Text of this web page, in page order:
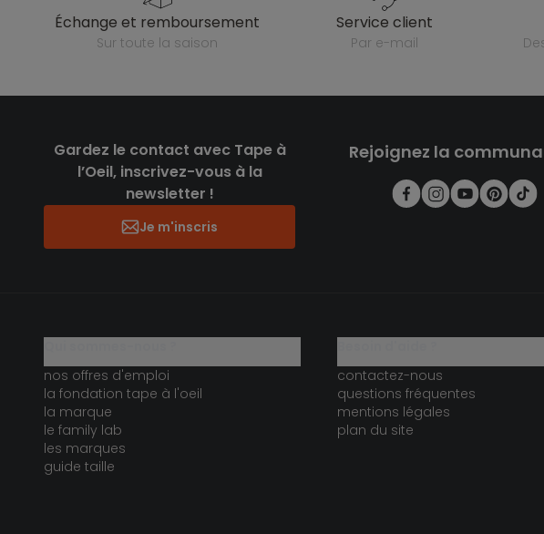
échange et remboursement
sur toute la saison
service client
par e-mail
Gardez le contact avec Tape à
l’Oeil, inscrivez-vous à la
newsletter !
Je m'inscris
Rejoignez la
nos offres d'emploi
la fondation tape à l'oeil
la marque
le family lab
les marques
guide taille
contactez-nous
questions fréquentes
mentions légales
plan du site